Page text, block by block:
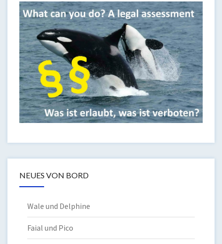
NEUES VON BORD
Wale und Delphine
Faial und Pico